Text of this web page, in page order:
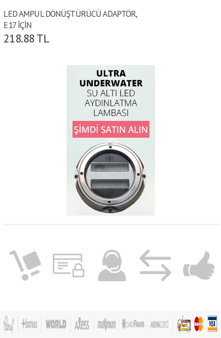
LED AMPUL DÖNÜŞTÜRÜCÜ ADAPTÖR,
E17 İÇİN
218.88 TL